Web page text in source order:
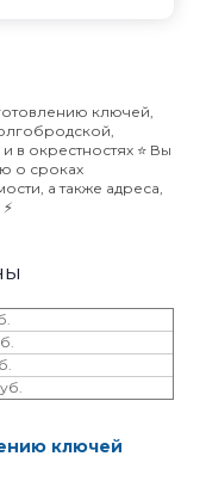
ключей,
в окрестностях ⭐️ Вы
о сроках
а также адреса,
ключей